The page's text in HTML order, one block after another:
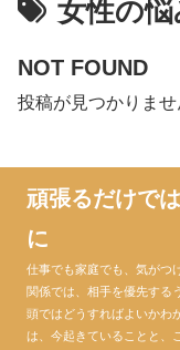
女性の悩
NOT FOUND
投稿が見つかりませ
頑張るだけで
に
仕事でも家庭でも、気がつ
関係では、相手を優先する
頭ではどうすればよいかわ
は、今起きていることと、